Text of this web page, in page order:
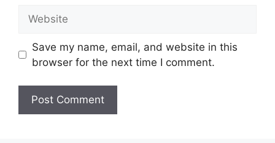
Save my name, email, and website in this
browser for the next time I comment.